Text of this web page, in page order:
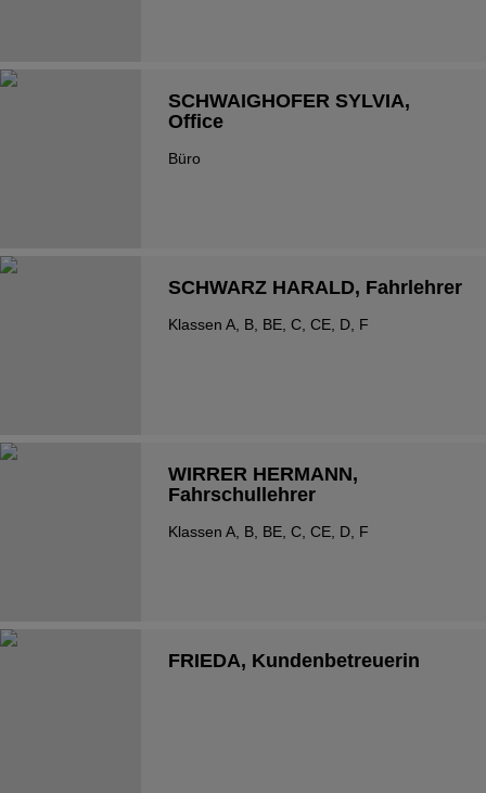
SCHWAIGHOFER SYLVIA,
Office
Büro
SCHWARZ HARALD, Fahrlehrer
Klassen A, B, BE, C, CE, D, F
WIRRER HERMANN,
Fahrschullehrer
Klassen A, B, BE, C, CE, D, F
FRIEDA, Kundenbetreuerin